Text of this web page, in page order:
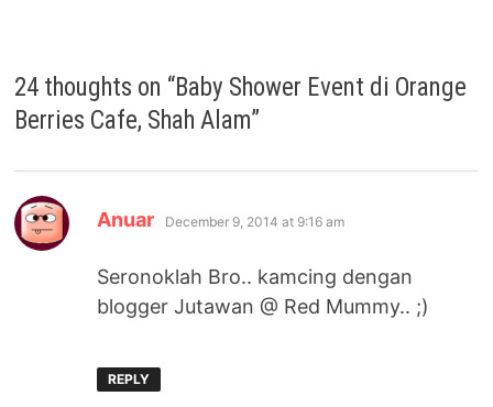
24 thoughts on “Baby Shower Event di Orange
Berries Cafe, Shah Alam”
Anuar says:
December 9, 2014 at 9:16 am
Seronoklah Bro.. kamcing dengan
blogger Jutawan @ Red Mummy.. ;)
REPLY